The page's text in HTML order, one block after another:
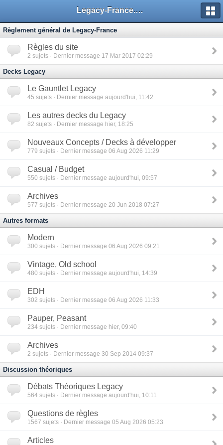
Legacy-France.org - Forum
Règlement général de Legacy-France
Règles du site
2 sujets · Dernier message 17 Mar 2017 02:29
Decks Legacy
Le Gauntlet Legacy
45 sujets · Dernier message aujourd'hui, 11:42
Les autres decks du Legacy
82 sujets · Dernier message hier, 18:25
Nouveaux Concepts / Decks à développer
779 sujets · Dernier message 06 Aug 2026 11:29
Casual / Budget
550 sujets · Dernier message aujourd'hui, 09:57
Archives
577 sujets · Dernier message 20 Jun 2018 07:27
Autres formats
Modern
300 sujets · Dernier message 06 Aug 2026 09:21
Vintage, Old school
480 sujets · Dernier message aujourd'hui, 14:39
EDH
302 sujets · Dernier message 06 Aug 2026 11:33
Pauper, Peasant
234 sujets · Dernier message hier, 09:40
Archives
2 sujets · Dernier message 30 Sep 2014 09:37
Discussion théoriques
Débats Théoriques Legacy
564 sujets · Dernier message aujourd'hui, 10:11
Questions de règles
1567 sujets · Dernier message 05 Aug 2026 05:23
Articles